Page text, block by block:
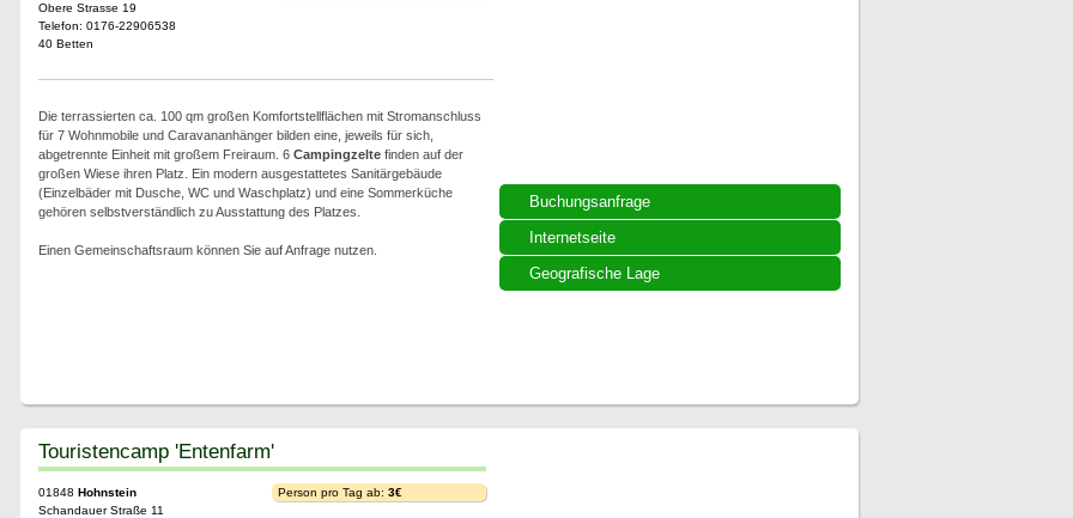
Buchungsanfrage
Internetseite
Geografische Lage
Obere Strasse 19
Telefon: 0176-22906538
40 Betten
Die terrassierten ca. 100 qm großen Komfortstellflächen mit Stromanschluss
für 7 Wohnmobile und Caravananhänger bilden eine, jeweils für sich,
abgetrennte Einheit mit großem Freiraum. 6 Campingzeltefinden auf der
großen Wiese ihren Platz. Ein modern ausgestattetes Sanitärgebäude
(Einzelbäder mit Dusche, WC und Waschplatz) und eine Sommerküche
gehören selbstverständlich zu Ausstattung des Platzes.
Einen Gemeinschaftsraum können Sie auf Anfrage nutzen.
Touristencamp 'Entenfarm'
01848 Hohnstein
Schandauer Straße 11
Person pro Tag ab: 3€